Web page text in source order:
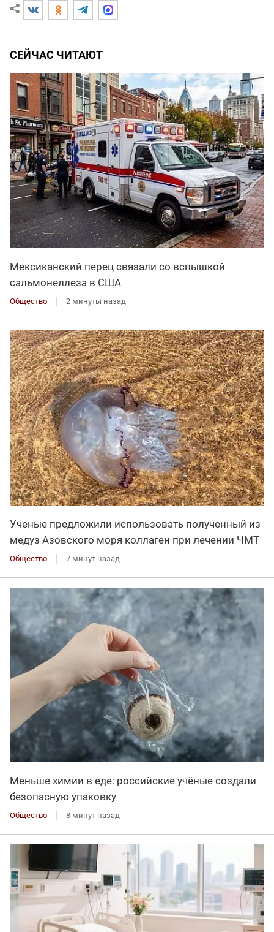
СЕЙЧАС ЧИТАЮТ
Мексиканский перец связали со вспышкой
сальмонеллеза в США
Общество 2 минуты назад
Ученые предложили использовать полученный из
медуз Азовского моря коллаген при лечении ЧМТ
Общество 7 минут назад
Меньше химии в еде: российские учёные создали
безопасную упаковку
Общество 8 минут назад